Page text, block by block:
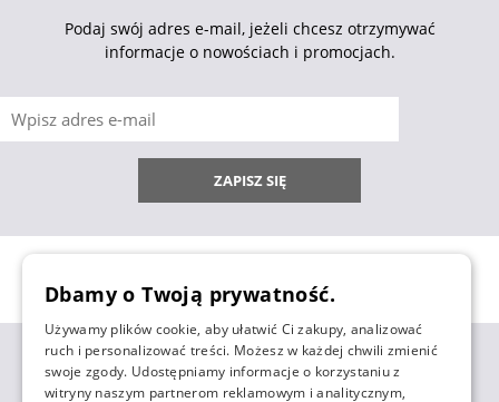
Podaj swój adres e-mail, jeżeli chcesz otrzymywać
informacje o nowościach i promocjach.
ZAPISZ SIĘ
ZAKUPY
Dbamy o Twoją prywatność.
Używamy plików cookie, aby ułatwić Ci zakupy, analizować
ruch i personalizować treści. Możesz w każdej chwili zmienić
swoje zgody. Udostępniamy informacje o korzystaniu z
witryny naszym partnerom reklamowym i analitycznym,